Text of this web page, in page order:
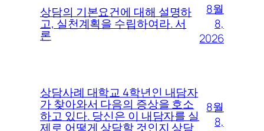
상담의 기본요건에 대해 설명하
고, 실천계획을 수립하여라. 서
론
8월
8,
2026
상담사례 대학교 4학년인 내담자
가 찾아와서 다음의 증상을 호소
하고 있다. 당신은 이 내담자를 실
제로 어떻게 상담할 것인지 상담
8월
8,